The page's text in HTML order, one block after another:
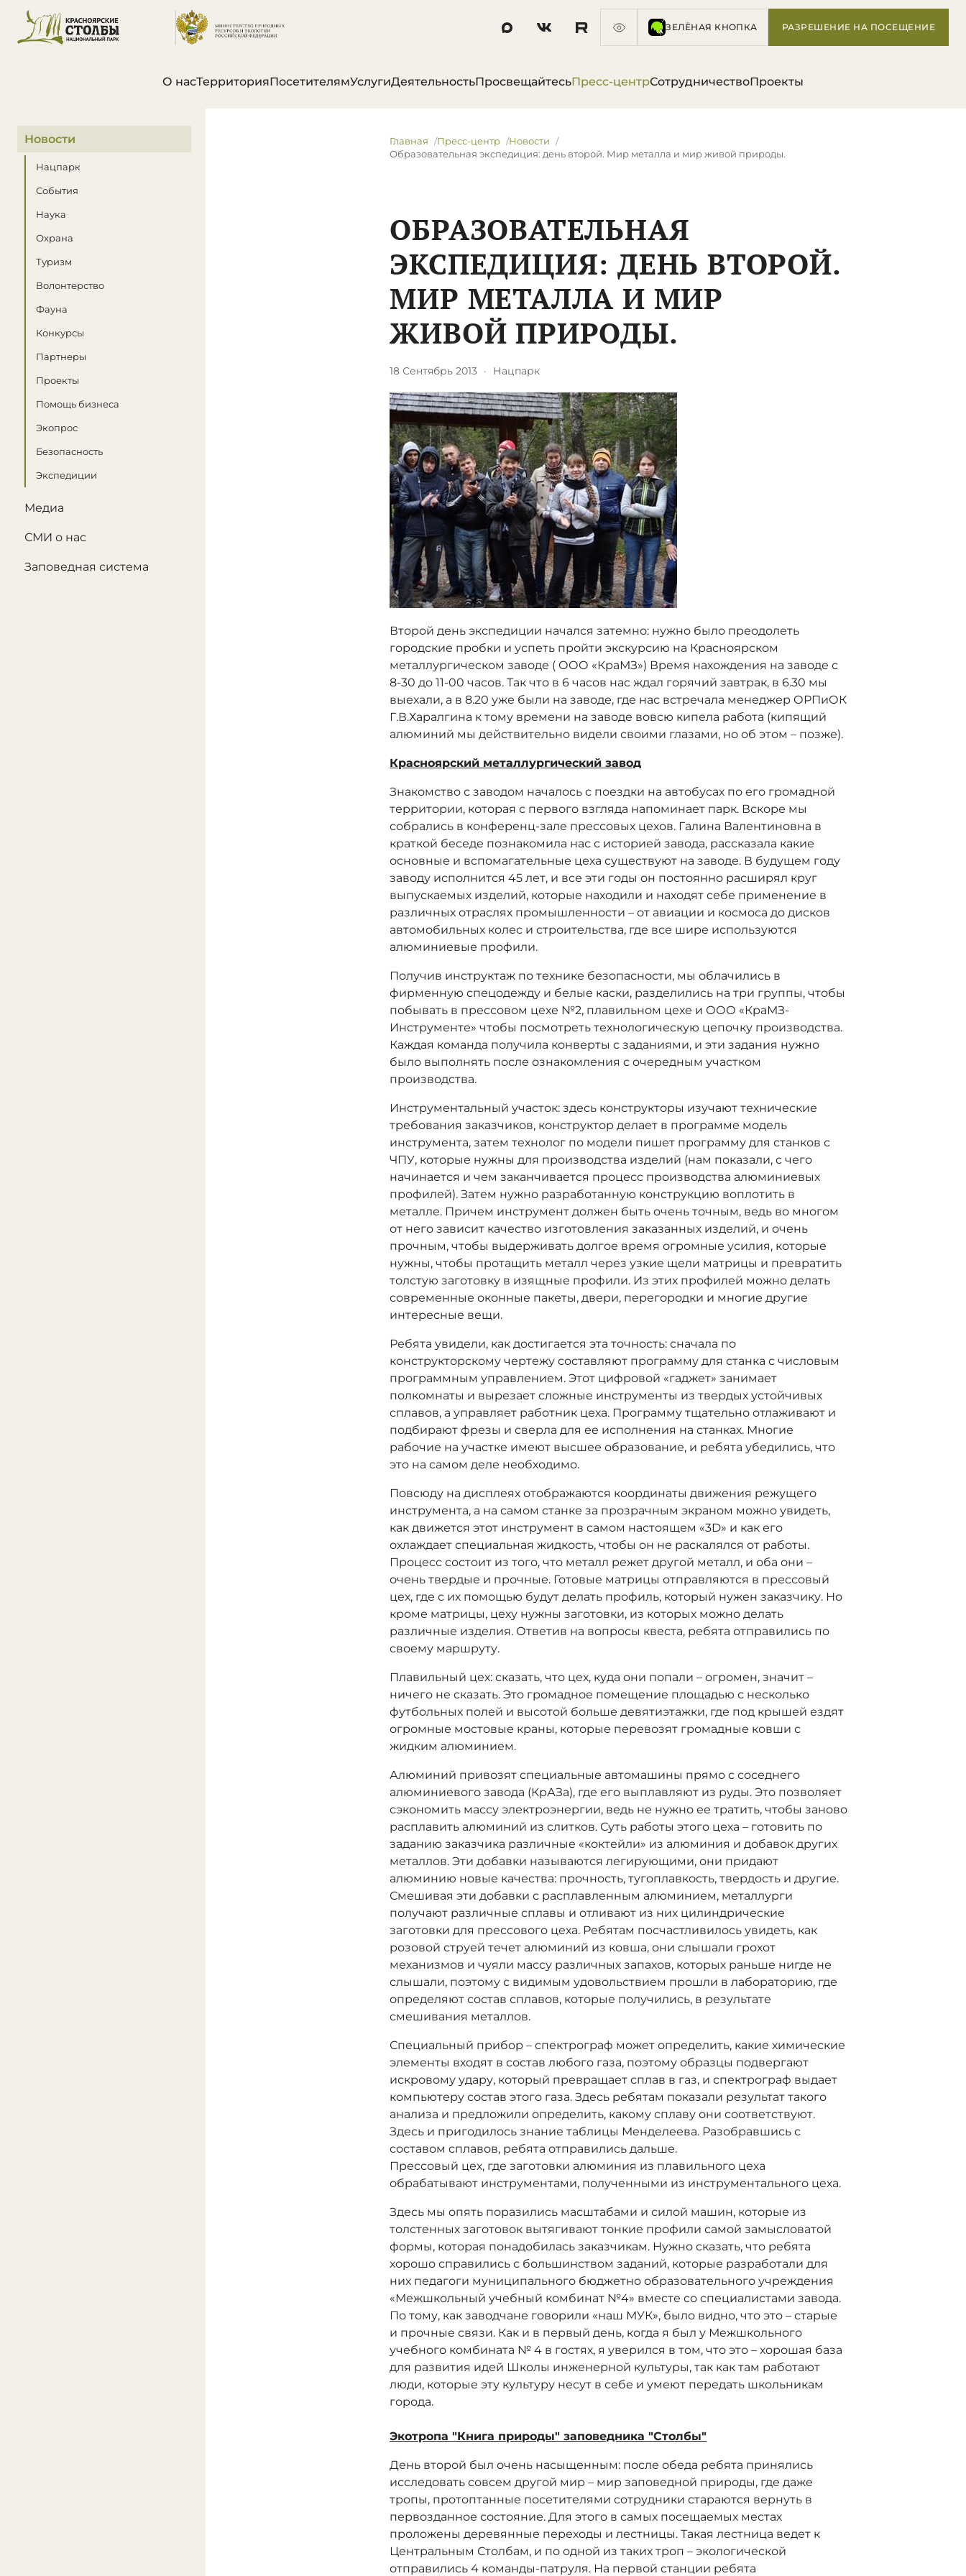
ЗЕЛЁНАЯ КНОПКА РАЗРЕШЕНИЕ НА ПОСЕЩЕНИЕ
О насТерриторияПосетителямУслугиДеятельностьПросвещайтесьПресс-центрСотрудничествоПроекты
В этом разделе
Новости
Нацпарк
События
Наука
Охрана
Туризм
Волонтерство
Фауна
Конкурсы
Партнеры
Проекты
Помощь бизнеса
Экопрос
Безопасность
Экспедиции
Медиа
СМИ о нас
Заповедная система
Главная Пресс-центр
Новости
Образовательная экспедиция: день второй. Мир металла и мир живой природы.
ОБРАЗОВАТЕЛЬНАЯ
ЭКСПЕДИЦИЯ: ДЕНЬ ВТОРОЙ.
МИР МЕТАЛЛА И МИР
ЖИВОЙ ПРИРОДЫ.
18 Сентябрь 2013 · Нацпарк
Второй день экспедиции начался затемно: нужно было преодолеть
городские пробки и успеть пройти экскурсию на Красноярском
металлургическом заводе ( ООО «КраМЗ») Время нахождения на заводе с
8-30 до 11-00 часов. Так что в 6 часов нас ждал горячий завтрак, в 6.30 мы
выехали, а в 8.20 уже были на заводе, где нас встречала менеджер ОРПиОК
Г.В.Харалгина к тому времени на заводе вовсю кипела работа (кипящий
алюминий мы действительно видели своими глазами, но об этом – позже).
Красноярский металлургический завод
Знакомство с заводом началось с поездки на автобусах по его громадной
территории, которая с первого взгляда напоминает парк. Вскоре мы
собрались в конференц-зале прессовых цехов. Галина Валентиновна в
краткой беседе познакомила нас с историей завода, рассказала какие
основные и вспомагательные цеха существуют на заводе. В будущем году
заводу исполнится 45 лет, и все эти годы он постоянно расширял круг
выпускаемых изделий, которые находили и находят себе применение в
различных отраслях промышленности – от авиации и космоса до дисков
автомобильных колес и строительства, где все шире используются
алюминиевые профили.
Получив инструктаж по технике безопасности, мы облачились в
фирменную спецодежду и белые каски, разделились на три группы, чтобы
побывать в прессовом цехе №2, плавильном цехе и ООО «КраМЗ-
Инструменте» чтобы посмотреть технологическую цепочку производства.
Каждая команда получила конверты с заданиями, и эти задания нужно
было выполнять после ознакомления с очередным участком
производства.
Инструментальный участок: здесь конструкторы изучают технические
требования заказчиков, конструктор делает в программе модель
инструмента, затем технолог по модели пишет программу для станков с
ЧПУ, которые нужны для производства изделий (нам показали, с чего
начинается и чем заканчивается процесс производства алюминиевых
профилей). Затем нужно разработанную конструкцию воплотить в
металле. Причем инструмент должен быть очень точным, ведь во многом
от него зависит качество изготовления заказанных изделий, и очень
прочным, чтобы выдерживать долгое время огромные усилия, которые
нужны, чтобы протащить металл через узкие щели матрицы и превратить
толстую заготовку в изящные профили. Из этих профилей можно делать
современные оконные пакеты, двери, перегородки и многие другие
интересные вещи.
Ребята увидели, как достигается эта точность: сначала по
конструкторскому чертежу составляют программу для станка с числовым
программным управлением. Этот цифровой «гаджет» занимает
полкомнаты и вырезает сложные инструменты из твердых устойчивых
сплавов, а управляет работник цеха. Программу тщательно отлаживают и
подбирают фрезы и сверла для ее исполнения на станках. Многие
рабочие на участке имеют высшее образование, и ребята убедились, что
это на самом деле необходимо.
Повсюду на дисплеях отображаются координаты движения режущего
инструмента, а на самом станке за прозрачным экраном можно увидеть,
как движется этот инструмент в самом настоящем «3D» и как его
охлаждает специальная жидкость, чтобы он не раскалялся от работы.
Процесс состоит из того, что металл режет другой металл, и оба они –
очень твердые и прочные. Готовые матрицы отправляются в прессовый
цех, где с их помощью будут делать профиль, который нужен заказчику. Но
кроме матрицы, цеху нужны заготовки, из которых можно делать
различные изделия. Ответив на вопросы квеста, ребята отправились по
своему маршруту.
Плавильный цех: сказать, что цех, куда они попали – огромен, значит –
ничего не сказать. Это громадное помещение площадью с несколько
футбольных полей и высотой больше девятиэтажки, где под крышей ездят
огромные мостовые краны, которые перевозят громадные ковши с
жидким алюминием.
Алюминий привозят специальные автомашины прямо с соседнего
алюминиевого завода (КрАЗа), где его выплавляют из руды. Это позволяет
сэкономить массу электроэнергии, ведь не нужно ее тратить, чтобы заново
расплавить алюминий из слитков. Суть работы этого цеха – готовить по
заданию заказчика различные «коктейли» из алюминия и добавок других
металлов. Эти добавки называются легирующими, они придают
алюминию новые качества: прочность, тугоплавкость, твердость и другие.
Смешивая эти добавки с расплавленным алюминием, металлурги
получают различные сплавы и отливают из них цилиндрические
заготовки для прессового цеха. Ребятам посчастливилось увидеть, как
розовой струей течет алюминий из ковша, они слышали грохот
механизмов и чуяли массу различных запахов, которых раньше нигде не
слышали, поэтому с видимым удовольствием прошли в лабораторию, где
определяют состав сплавов, которые получились, в результате
смешивания металлов.
Специальный прибор – спектрограф может определить, какие химические
элементы входят в состав любого газа, поэтому образцы подвергают
искровому удару, который превращает сплав в газ, и спектрограф выдает
компьютеру состав этого газа. Здесь ребятам показали результат такого
анализа и предложили определить, какому сплаву они соответствуют.
Здесь и пригодилось знание таблицы Менделеева. Разобравшись с
составом сплавов, ребята отправились дальше.
Прессовый цех, где заготовки алюминия из плавильного цеха
обрабатывают инструментами, полученными из инструментального цеха.
Здесь мы опять поразились масштабами и силой машин, которые из
толстенных заготовок вытягивают тонкие профили самой замысловатой
формы, которая понадобилась заказчикам. Нужно сказать, что ребята
хорошо справились с большинством заданий, которые разработали для
них педагоги муниципального бюджетно образовательного учреждения
«Межшкольный учебный комбинат №4» вместе со специалистами завода.
По тому, как заводчане говорили «наш МУК», было видно, что это – старые
и прочные связи. Как и в первый день, когда я был у Межшкольного
учебного комбината № 4 в гостях, я уверился в том, что это – хорошая база
для развития идей Школы инженерной культуры, так как там работают
люди, которые эту культуру несут в себе и умеют передать школьникам
города.
Экотропа "Книга природы" заповедника "Столбы"
День второй был очень насыщенным: после обеда ребята принялись
исследовать совсем другой мир – мир заповедной природы, где даже
тропы, протоптанные посетителями сотрудники стараются вернуть в
первозданное состояние. Для этого в самых посещаемых местах
проложены деревянные переходы и лестницы. Такая лестница ведет к
Центральным Столбам, и по одной из таких троп – экологической
отправились 4 команды-патруля. На первой станции ребята